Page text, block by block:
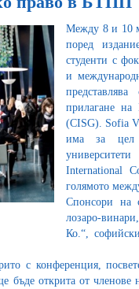
Между 8 и 10
поред
студенти с
и
прилагане на
(CISG). Sofia
има за цел
International
голямото
Спонсори на
лозаро-
Ко.“,
с конференция,
бъде открита от